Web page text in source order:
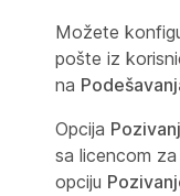
Možete
pošte iz
na
Opcija
sa licencom
opciju